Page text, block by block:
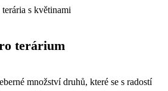
s květinami
terárium
množství druhů, které se s radostí